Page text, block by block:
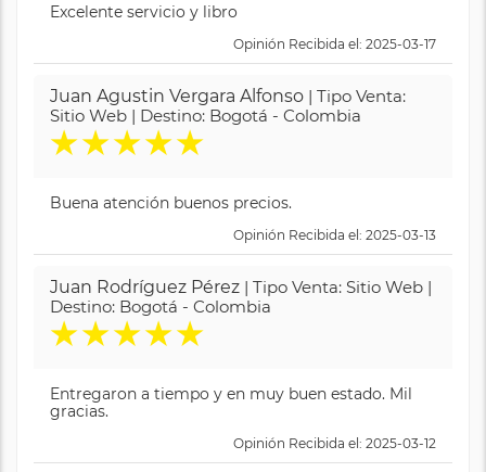
Excelente servicio y libro
Opinión Recibida el: 2025-03-17
Juan Agustin Vergara Alfonso | Tipo Venta:
Sitio Web | Destino: Bogotá - Colombia
★★★★★
Buena atención buenos precios.
Opinión Recibida el: 2025-03-13
Juan Rodríguez Pérez | Tipo Venta: Sitio Web |
Destino: Bogotá - Colombia
★★★★★
Entregaron a tiempo y en muy buen estado. Mil
gracias.
Opinión Recibida el: 2025-03-12